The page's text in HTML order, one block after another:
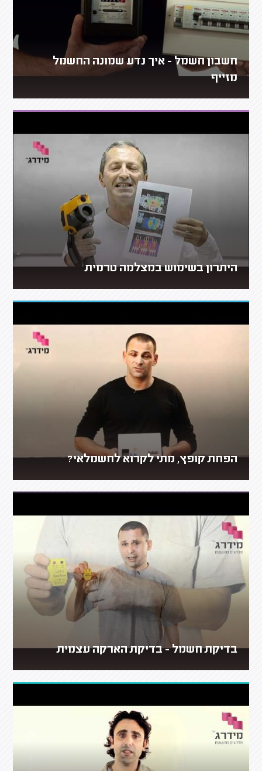
חשבון חשמל - איך נדע שמונה החשמל
מזייף
היתרון בשימוש במצלמה טרמית
הפחת קופץ, מתי לקרוא לחשמלאי?
בדיקת חשמל - בדיקת הארקה עצמית